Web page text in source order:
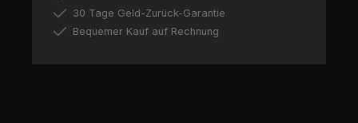
30 Tage Geld-Zurück-Garantie
Bequemer Kauf auf Rechnung